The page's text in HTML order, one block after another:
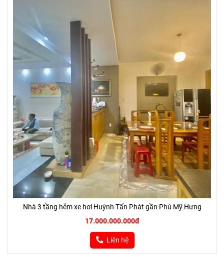
Nhà 3 tầng hẻm xe hơi Huỳnh Tấn Phát gần Phú Mỹ Hưng
17.000.000.000đ
Liên hệ